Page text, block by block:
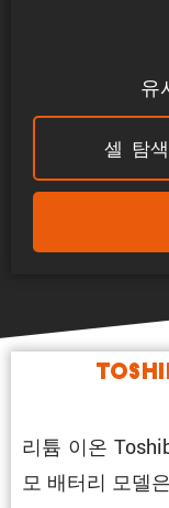
유
셀 탐색
리튬 이온
모 배터리 모델